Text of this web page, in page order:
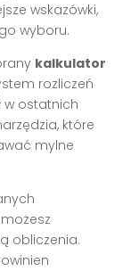
wskazówki,
wyboru.
kalkulator
rozliczeń
w ostatnich
które
mylne
obliczenia.